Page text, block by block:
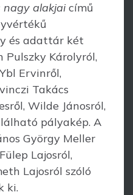
nagy alakjaicímű
és adattár két
Pulszky Károlyról,
Ervinről,
Takács
Wilde Jánosról,
pályakép. A
György Meller
Lajosról,
Lajosról szóló
ki.